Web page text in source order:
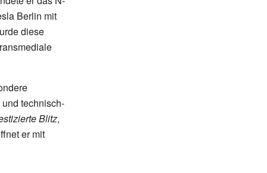
Berlin mit
diese
technisch-
Blitz,
er mit